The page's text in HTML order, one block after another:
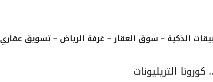
الذكية – سوق العقار – غرفة الرياض – تسويق عقاري
كورونا التريليونات